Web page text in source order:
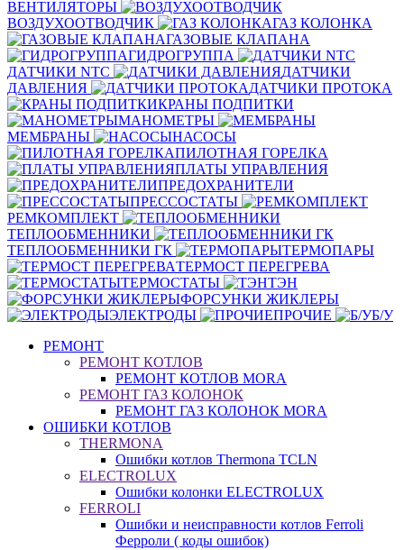
ВЕНТИЛЯТОРЫ
ВОЗДУХООТВОДЧИК
ГАЗ КОЛОНКА
ГАЗОВЫЕ КЛАПАНА
ГИДРОГРУППА
ДАТЧИКИ NTC
ДАТЧИКИ
ДАВЛЕНИЯ
ДАТЧИКИ ПРОТОКА
КРАНЫ ПОДПИТКИ
МАНОМЕТРЫ
МЕМБРАНЫ
НАСОСЫ
ПИЛОТНАЯ ГОРЕЛКА
ПЛАТЫ УПРАВЛЕНИЯ
ПРЕДОХРАНИТЕЛИ
ПРЕССОСТАТЫ
РЕМКОМПЛЕКТ
ТЕПЛООБМЕННИКИ
ТЕПЛООБМЕННИКИ ГК
ТЕРМОПАРЫ
ТЕРМОСТ ПЕРЕГРЕВА
ТЕРМОСТАТЫ
ТЭН
ФОРСУНКИ ЖИКЛЕРЫ
ЭЛЕКТРОДЫ
ПРОЧИЕ
Б/У
РЕМОНТ
РЕМОНТ КОТЛОВ
РЕМОНТ КОТЛОВ MORA
РЕМОНТ ГАЗ КОЛОНОК
РЕМОНТ ГАЗ КОЛОНОК MORA
ОШИБКИ КОТЛОВ
THERMONA
Ошибки котлов Thermona TCLN
ELECTROLUX
Ошибки колонки ELECTROLUX
FERROLI
Ошибки и неисправности котлов Ferroli
Ферроли ( коды ошибок)